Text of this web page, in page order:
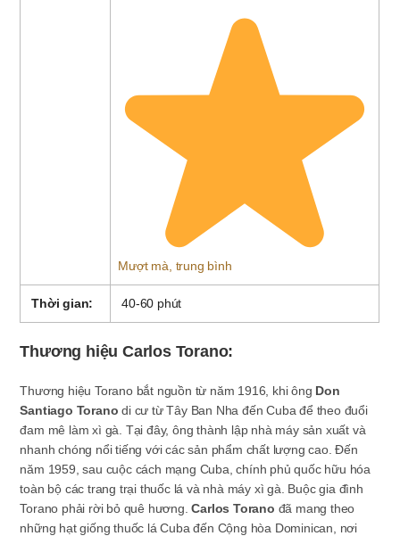
Mượt mà, trung bình
Thời gian: 40-60 phút
Thương hiệu Carlos Torano:
Thương hiệu Torano bắt nguồn từ năm 1916, khi ông Don
Santiago Torano di cư từ Tây Ban Nha đến Cuba để theo đuổi
đam mê làm xì gà. Tại đây, ông thành lập nhà máy sản xuất và
nhanh chóng nổi tiếng với các sản phẩm chất lượng cao. Đến
năm 1959, sau cuộc cách mạng Cuba, chính phủ quốc hữu hóa
toàn bộ các trang trại thuốc lá và nhà máy xì gà. Buộc gia đình
Torano phải rời bỏ quê hương.Carlos Torano đã mang theo
những hạt giống thuốc lá Cuba đến Cộng hòa Dominican, nơi